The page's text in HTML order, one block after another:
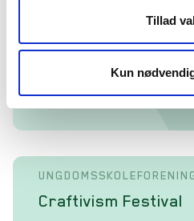
Tillad
Kun
hverdagsvenlige aktiviteter
deltagerne også ude at
LÆS MERE HER
Craftivism Festival